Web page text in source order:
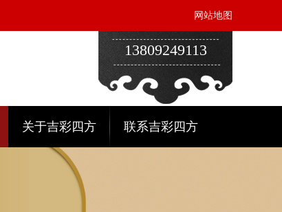
网站地图
13809249113
关于吉彩四方 联系吉彩四方